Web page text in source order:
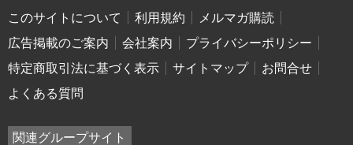
このサイトについて 利用規約
メルマガ購読
広告掲載のご案内
会社案内
プライバシーポリシー
特定商取引法に基づく表示
サイトマップ
お問合せ
よくある質問
関連グループサイト